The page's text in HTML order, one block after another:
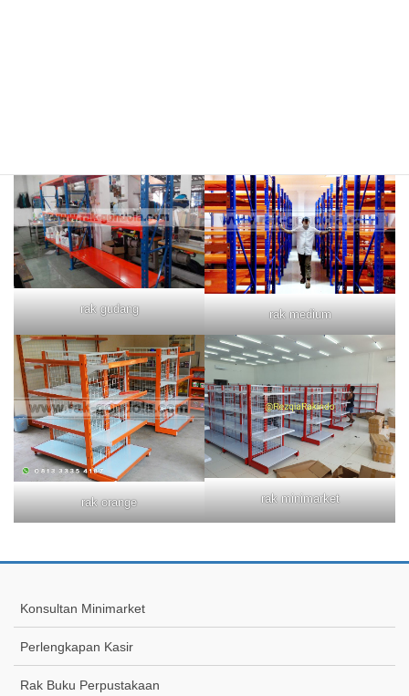
rak gudang rak medium
rak orange rak minimarket
Konsultan Minimarket
Perlengkapan Kasir
Rak Buku Perpustakaan